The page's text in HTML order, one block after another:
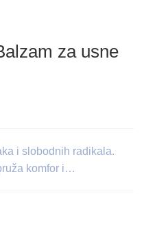
za usne
i slobodnih radikala.
komfor i…